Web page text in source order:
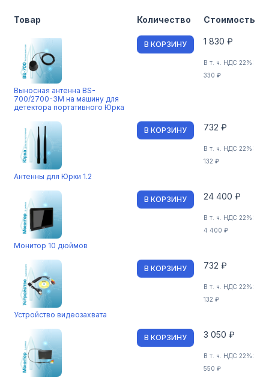
Товар Количество Стоимость
Выносная антенна BS-
700/2700-3M на машину для
детектора портативного Юрка
В КОРЗИНУ 1 830 ₽
В т. ч. НДС 22%:
330 ₽
Антенны для Юрки 1.2
В КОРЗИНУ 732 ₽
В т. ч. НДС 22%:
132 ₽
Монитор 10 дюймов
В КОРЗИНУ 24 400 ₽
В т. ч. НДС 22%:
4 400 ₽
Устройство видеозахвата
В КОРЗИНУ 732 ₽
В т. ч. НДС 22%:
132 ₽
В КОРЗИНУ 3 050 ₽
В т. ч. НДС 22%:
550 ₽